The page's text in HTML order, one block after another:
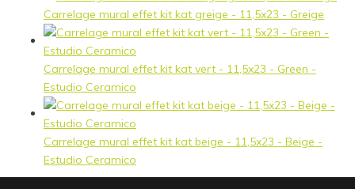
Carrelage mural effet kit kat greige - 11,5x23 - Greige
Carrelage mural effet kit kat vert - 11,5x23 - Green -
Estudio Ceramico
Carrelage mural effet kit kat beige - 11,5x23 - Beige -
Estudio Ceramico